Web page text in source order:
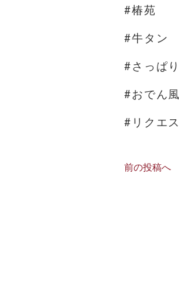
#椿苑
#牛タン
#さっぱり
#おでん風
#リクエ
前の投稿へ